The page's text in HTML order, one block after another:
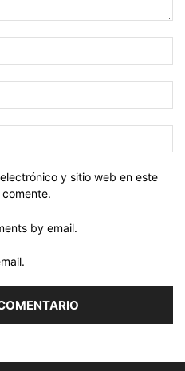
y sitio web en este
by email.